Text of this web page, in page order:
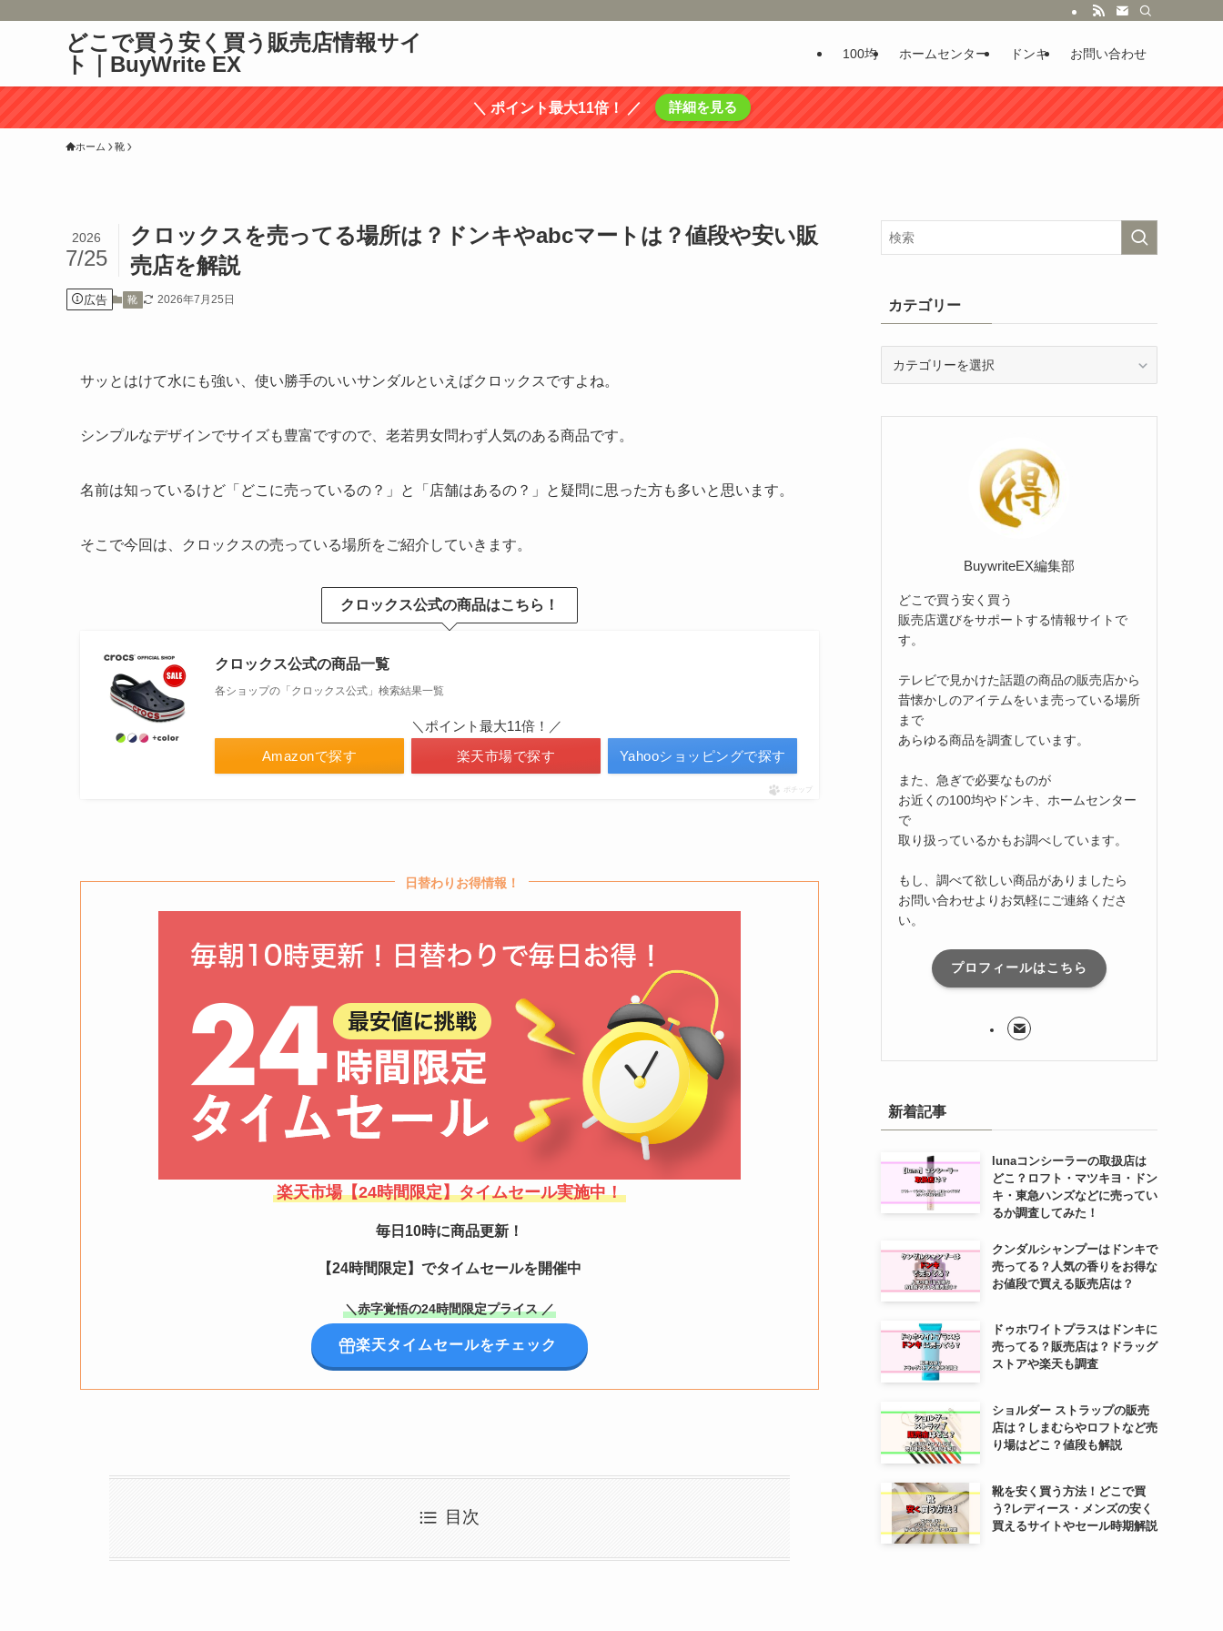
どこで買う安く買う販売店情報サイ
ト｜BuyWrite EX
100均 ホームセンター ドンキ お問い合わせ
＼ ポイント最大11倍！ ／ 詳細を見る
ホーム 靴
クロックスを売ってる場所は？ドンキやabcマートは？値段や安い販
売店を解説
2026
7/25
広告 靴 2026年7月25日
サッとはけて水にも強い、使い勝手のいいサンダルといえばクロックスですよね。
シンプルなデザインでサイズも豊富ですので、老若男女問わず人気のある商品です。
名前は知っているけど「どこに売っているの？」と「店舗はあるの？」と疑問に思った方も多いと思います。
そこで今回は、クロックスの売っている場所をご紹介していきます。
クロックス公式の商品はこちら！
クロックス公式の商品一覧
各ショップの「クロックス公式」検索結果一覧
Amazonで探す
＼ポイント最大11倍！／
楽天市場で探す
Yahooショッピングで探す
ポチップ
日替わりお得情報！
楽天市場【24時間限定】タイムセール実施中！
毎日10時に商品更新！
【24時間限定】でタイムセールを開催中
＼赤字覚悟の24時間限定プライス ／
楽天タイムセールをチェック
目次
カテゴリー
リ
BuywriteEX編集部
どこで買う安く買う
販売店選びをサポートする情報サイトで
す。
テレビで見かけた話題の商品の販売店から
昔懐かしのアイテムをいま売っている場所
まで
あらゆる商品を調査しています。
また、急ぎで必要なものが
お近くの100均やドンキ、ホームセンター
で
取り扱っているかもお調べしています。
もし、調べて欲しい商品がありましたら
お問い合わせよりお気軽にご連絡くださ
い。
プロフィールはこちら
新着記事
lunaコンシーラーの取扱店は
どこ？ロフト・マツキヨ・ドン
キ・東急ハンズなどに売ってい
るか調査してみた！
クンダルシャンプーはドンキで
売ってる？人気の香りをお得な
お値段で買える販売店は？
ドゥホワイトプラスはドンキに
売ってる？販売店は？ドラッグ
ストアや楽天も調査
ショルダー ストラップの販売
店は？しまむらやロフトなど売
り場はどこ？値段も解説
靴を安く買う方法！どこで買
う?レディース・メンズの安く
買えるサイトやセール時期解説